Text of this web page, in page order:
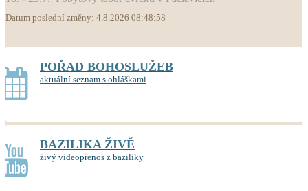
Datum poslední změny: 4.8.2026 08:48:58
POŘAD BOHOSLUŽEB
aktuální seznam s ohláškami
BAZILIKA ŽIVĚ
živý videopřenos z baziliky